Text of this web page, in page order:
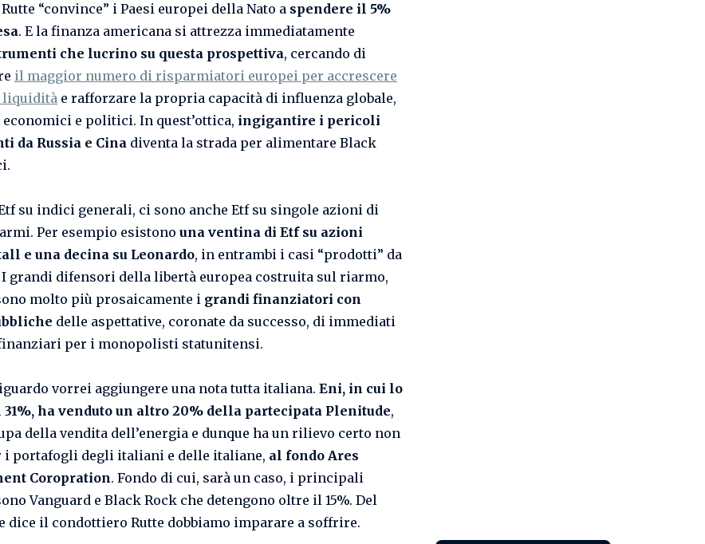
“convince” i Paesi europei della Nato a spendere il 5%
. E la finanza americana si attrezza immediatamente
che lucrino su questa prospettiva, cercando di
il maggior numero di risparmiatori europei per accrescere
liquidità e rafforzare la propria capacità di influenza globale,
e politici. In quest’ottica, ingigantire i pericoli
da Russia e Cina diventa la strada per alimentare Black
su indici generali, ci sono anche Etf su singole azioni di
Per esempio esistono una ventina di Etf su azioni
e una decina su Leonardo, in entrambi i casi “prodotti” da
I grandi difensori della libertà europea costruita sul riarmo,
molto più prosaicamente i grandi finanziatori con
delle aspettative, coronate da successo, di immediati
per i monopolisti statunitensi.
vorrei aggiungere una nota tutta italiana. Eni, in cui lo
31%, ha venduto un altro 20% della partecipata Plenitude,
della vendita dell’energia e dunque ha un rilievo certo non
i portafogli degli italiani e delle italiane, al fondo Ares
Coropration. Fondo di cui, sarà un caso, i principali
Vanguard e Black Rock che detengono oltre il 15%. Del
dice il condottiero Rutte dobbiamo imparare a soffrire.